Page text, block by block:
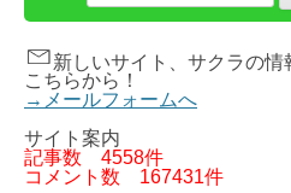
新しいサイト、サクラの
こちらから！
→メールフォームへ
サイト案内
記事数 4558件
コメント数 167431件